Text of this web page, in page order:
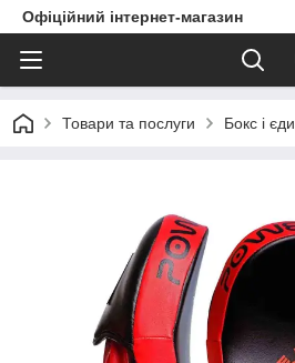
Офіційний інтернет-магазин
Товари та послуги Бокс і